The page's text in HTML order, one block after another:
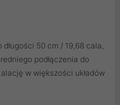
długości 50 cm / 19,68 cala,
podłączenia do
w większości układów